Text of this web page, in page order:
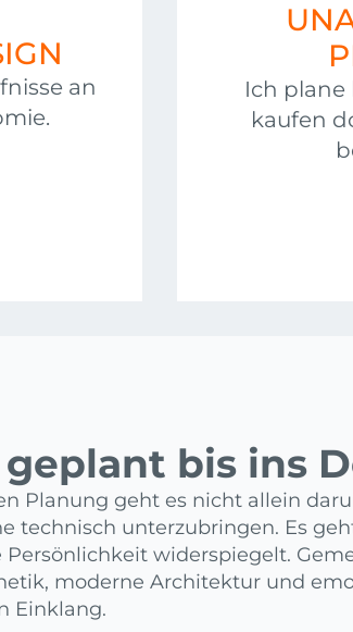
an
Ich plane
kaufen
bis ins
Planung geht es nicht allein
technisch unterzubringen. Es
Persönlichkeit widerspiegelt.
moderne Architektur und
Einklang.